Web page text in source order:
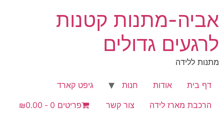
לתוכן
אביה-מתנות קטנות
לרגעים גדולים
מתנות ללידה
דף בית אודות חנות
גיפט קארד
הרכבת מארז לידה
צור קשר פריטים 0 ₪0.00